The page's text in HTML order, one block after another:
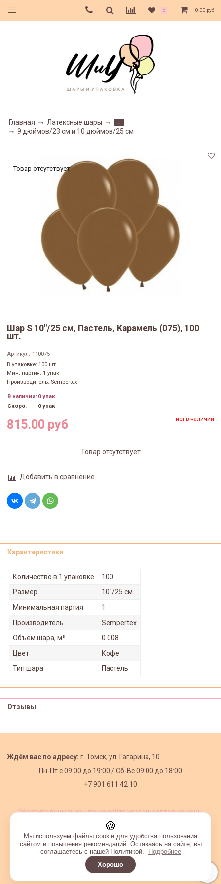
0 0.00 руб
Главная Латексные шары
-
9 дюймов/23 см и 10 дюймов/25 см
Товар отсутствует
Шар S 10"/25 см, Пастель, Карамель (075), 100
шт.
Артикул: 110075
В упаковке: 100 шт.
Мин. партия: 1 упак
Производитель: Sempertex
В наличии: 0 упак
Скоро:
0 упак
815.00 руб нет в наличии
Товар отсутствует
Добавить в сравнение
Характеристики
Количество в 1 упаковке
100
Размер
10"/25 см
Минимальная партия
1
Производитель
Sempertex
Объем шара, м³
0.008
Цвет
Кофе
Тип шара
Пастель
Отзывы
Ждём вас по адресу: г. Томск, ул. Гагарина, 10
Пн-Пт с09:00 до 19:00 /Сб-Вс 09:00 до 18:00
+7 901 611 42 10
Обратите внимание, что на сайте указаны оптовые цены,
Интернет-магазин создан на InSales
🍪
Мы используем файлы cookie для удобства пользования
сайтом и повышения рекомендаций. Оставаясь на сайте, вы
соглашаетесь с нашей Политикой.
Подробнее
Хорошо